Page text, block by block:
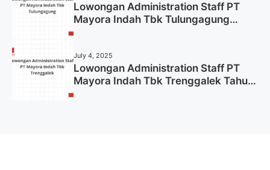
Lowongan Administration Staff PT
Mayora Indah Tbk Tulungagung
July 4, 2025
Lowongan Administration Staff PT
Mayora Indah Tbk Trenggalek Tahun